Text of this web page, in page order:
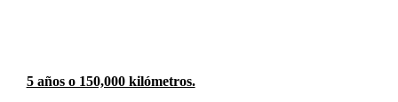
5 años o 150,000 kilómetros.